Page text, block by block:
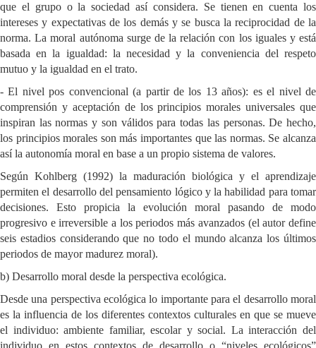
que el grupo o la sociedad así considera. Se tienen en cuenta los
intereses y expectativas de los demás y se busca la reciprocidad de la
norma. La moral autónoma surge de la relación con los iguales y está
basada en la igualdad: la necesidad y la conveniencia del respeto
mutuo y la igualdad en el trato.
- El nivel pos convencional (a partir de los 13 años): es el nivel de
comprensión y aceptación de los principios morales universales que
inspiran las normas y son válidos para todas las personas. De hecho,
los principios morales son más importantes que las normas. Se alcanza
así la autonomía moral en base a un propio sistema de valores.
Según Kohlberg (1992) la maduración biológica y el aprendizaje
permiten el desarrollo del pensamiento lógico y la habilidad para tomar
decisiones. Esto propicia la evolución moral pasando de modo
progresivo e irreversible a los periodos más avanzados (el autor define
seis estadios considerando que no todo el mundo alcanza los últimos
periodos de mayor madurez moral).
b) Desarrollo moral desde la perspectiva ecológica.
Desde una perspectiva ecológica lo importante para el desarrollo moral
es la influencia de los diferentes contextos culturales en que se mueve
el individuo: ambiente familiar, escolar y social. La interacción del